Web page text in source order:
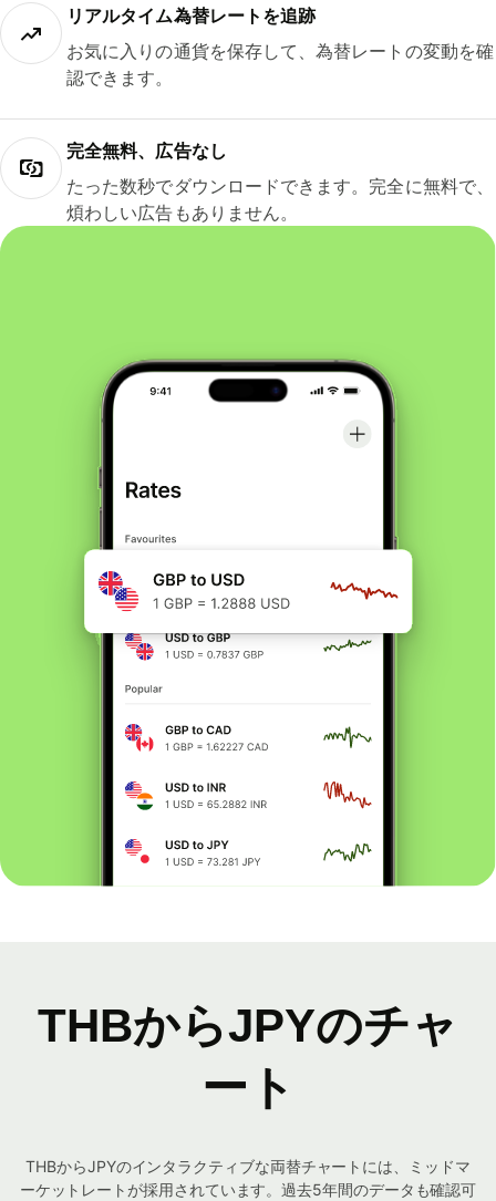
リアルタイム為替レートを追跡
お気に入りの通貨を保存して、為替レートの変動を確
認できます。
完全無料、広告なし
たった数秒でダウンロードできます。完全に無料で、
煩わしい広告もありません。
THBからJPYのチャ
ート
THBからJPYのインタラクティブな両替チャートには、ミッドマ
ーケットレートが採用されています。過去5年間のデータも確認可